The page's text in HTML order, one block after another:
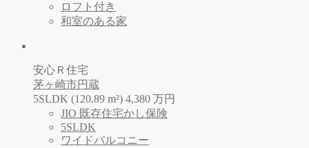
ロフト付き
和室のある家
安心Ｒ住宅
茅ヶ崎市円蔵
5SLDK (120.89 m²) 4,380 万円
JIO 既存住宅かし保険
5SLDK
ワイドバルコニー